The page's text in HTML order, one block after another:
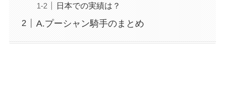
日本での実績は？
A.プーシャン騎手のまとめ